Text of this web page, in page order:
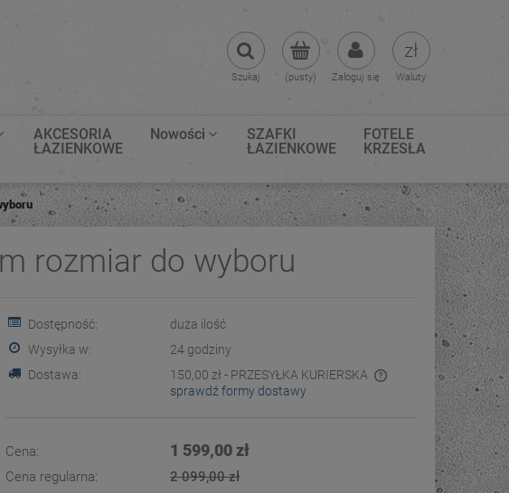
(pusty) Zaloguj się
Szukaj Waluty
AKCESORIA
ŁAZIENKOWE
Nowości
SZAFKI
ŁAZIENKOWE
FOTELE
KRZESŁA
rozmiar do wyboru
Dostępność:
duża ilość
Wysyłka w:
24 godziny
Dostawa:
150,00 zł - PRZESYŁKA KURIERSKA
sprawdź formy dostawy
Cena: 1 599,00 zł
Cena regularna:
2 099,00 zł